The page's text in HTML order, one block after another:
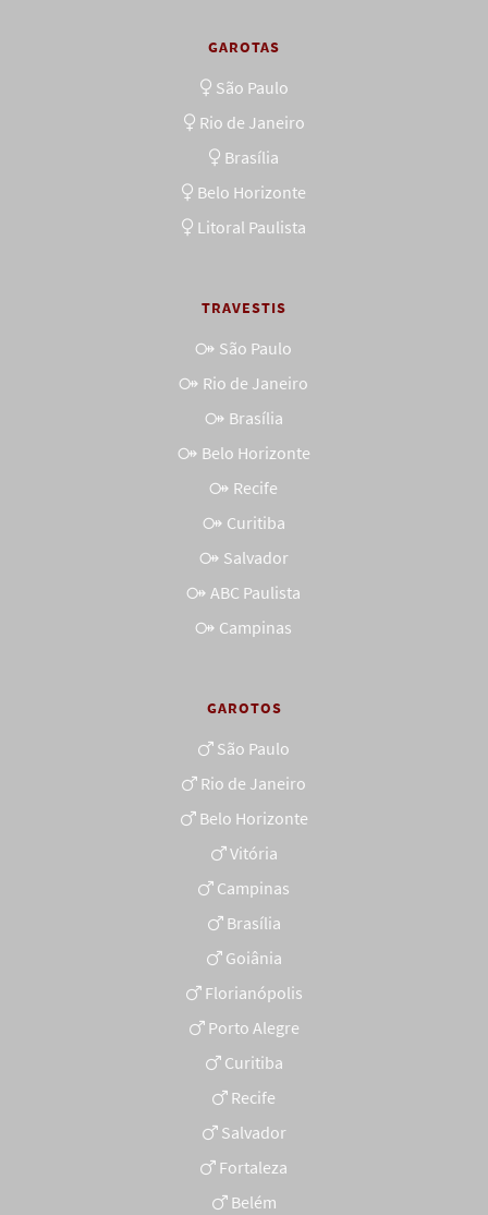
GAROTAS
São Paulo
Rio de Janeiro
Brasília
Belo Horizonte
Litoral Paulista
TRAVESTIS
São Paulo
Rio de Janeiro
Brasília
Belo Horizonte
Recife
Curitiba
Salvador
ABC Paulista
Campinas
GAROTOS
São Paulo
Rio de Janeiro
Belo Horizonte
Vitória
Campinas
Brasília
Goiânia
Florianópolis
Porto Alegre
Curitiba
Recife
Salvador
Fortaleza
Belém